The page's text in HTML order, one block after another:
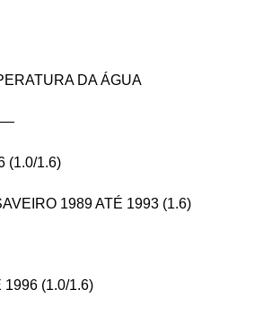
DA ÁGUA
(1.0/1.6)
1989 ATÉ 1993 (1.6)
1996 (1.0/1.6)